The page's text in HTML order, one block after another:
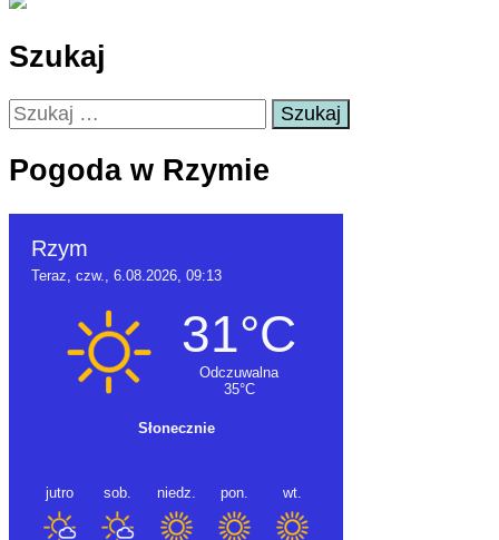
Szukaj
Szukaj:
Pogoda w Rzymie